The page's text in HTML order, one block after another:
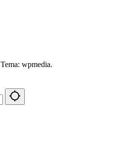
Tema: wpmedia.